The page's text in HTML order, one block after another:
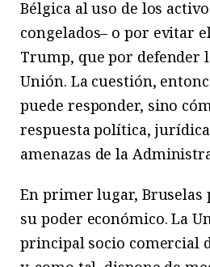
Bélgica al uso de los
congelados– o por evitar
Trump, que por defender
Unión. La cuestión,
puede responder, sino
respuesta política,
amenazas de la
En primer lugar, Bruselas
su poder económico. La
principal socio comercial